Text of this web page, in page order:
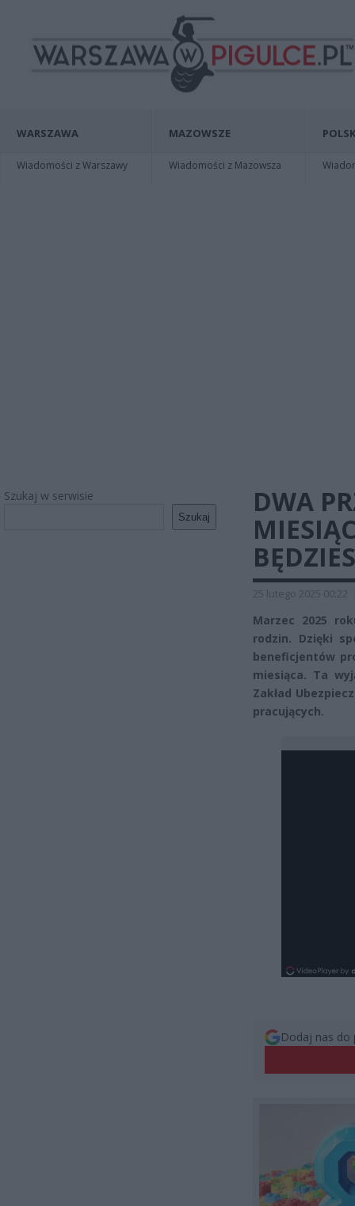
WARSZAWA
Wiadomości z Warszawy
MAZOWSZE
Wiadomości z Mazowsza
Szukaj w serwisie
Szukaj
DWA
25 lutego 2025 00:22
Marzec 2025
rodzin. Dzięki
beneficjentów
miesiąca. Ta
Zakład
pracujących.
Dodaj nas do